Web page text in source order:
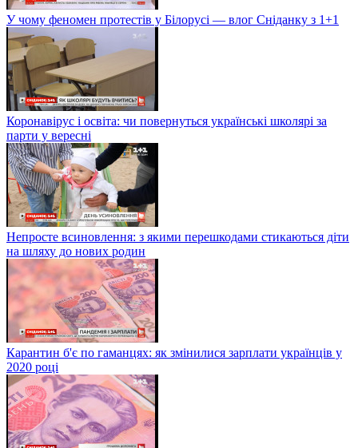
У чому феномен протестів у Білорусі — влог Сніданку з 1+1
Коронавірус і освіта: чи повернуться українські школярі за
парти у вересні
Непросте всиновлення: з якими перешкодами стикаються діти
на шляху до нових родин
Карантин б'є по гаманцях: як змінилися зарплати українців у
2020 році